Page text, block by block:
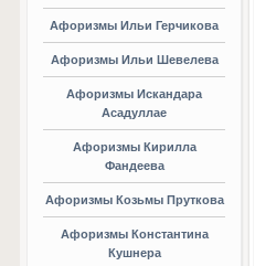
Афоризмы Ильи Герчикова
Афоризмы Ильи Шевелева
Афоризмы Искандара
Асадуллае
Афоризмы Кирилла
Фандеева
Афоризмы Козьмы Пруткова
Афоризмы Константина
Кушнера